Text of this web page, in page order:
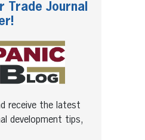
Trade Journal
receive the latest
development tips,